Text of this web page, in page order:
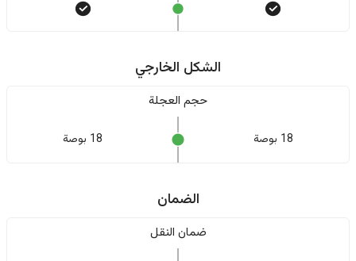
الشكل الخارجي
حجم العجلة
18 بوصة 18 بوصة
الضمان
ضمان النقل